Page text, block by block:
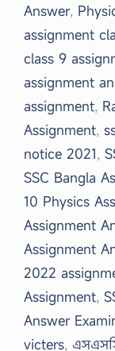
Answer,
assignment
class 9
assignment
assignment,
Assignment,
notice 2021,
SSC Bangla
10 Physics
Assignment
Assignment
2022
Assignment,
Answer
victers,